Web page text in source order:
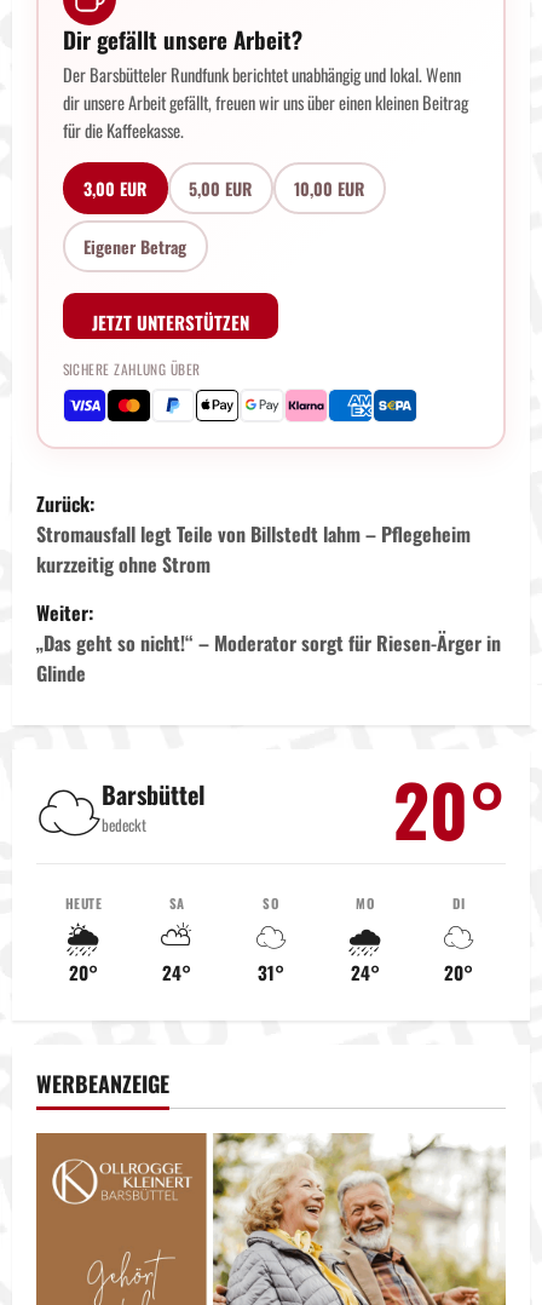
Dir gefällt unsere Arbeit?
Der Barsbütteler Rundfunk berichtet unabhängig und lokal. Wenn
dir unsere Arbeit gefällt, freuen wir uns über einen kleinen Beitrag
für die Kaffeekasse.
3,00 EUR 5,00 EUR 10,00 EUR
Eigener Betrag
JETZT UNTERSTÜTZEN
SICHERE ZAHLUNG ÜBER
B
e
i
t
r
g
s
g
Zurück:
Stromausfall legt Teile von Billstedt lahm – Pflegeheim
kurzzeitig ohne Strom
Weiter:
„Das geht so nicht!“ – Moderator sorgt für Riesen-Ärger in
Glinde
☁️Barsbüttel
bedeckt 20°
HEUTE
🌦️
20°
SA
⛅
24°
SO
☁️
31°
MO
🌧️
24°
DI
☁️
20°
WERBEANZEIGE